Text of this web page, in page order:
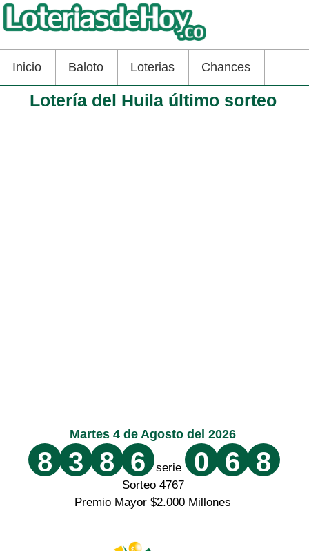
Inicio Baloto Loterias Chances
Lotería del Huila último sorteo
Martes 4 de Agosto del 2026
8 3 8 6 serie 0 6 8
Sorteo 4767
Premio Mayor $2.000 Millones